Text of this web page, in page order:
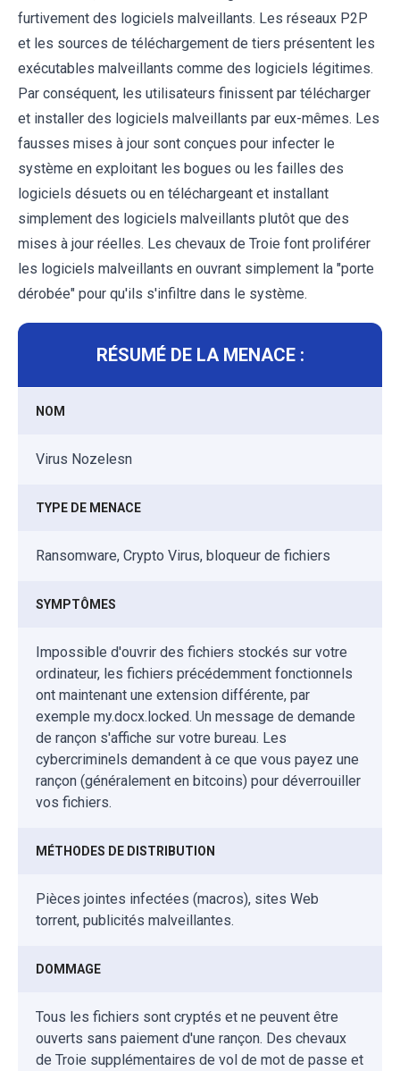
furtivement des logiciels malveillants. Les réseaux P2P
et les sources de téléchargement de tiers présentent les
exécutables malveillants comme des logiciels légitimes.
Par conséquent, les utilisateurs finissent par télécharger
et installer des logiciels malveillants par eux-mêmes. Les
fausses mises à jour sont conçues pour infecter le
système en exploitant les bogues ou les failles des
logiciels désuets ou en téléchargeant et installant
simplement des logiciels malveillants plutôt que des
mises à jour réelles. Les chevaux de Troie font proliférer
les logiciels malveillants en ouvrant simplement la "porte
dérobée" pour qu'ils s'infiltre dans le système.
RÉSUMÉ DE LA MENACE :
NOM
Virus Nozelesn
TYPE DE MENACE
Ransomware, Crypto Virus, bloqueur de fichiers
SYMPTÔMES
Impossible d'ouvrir des fichiers stockés sur votre
ordinateur, les fichiers précédemment fonctionnels
ont maintenant une extension différente, par
exemple my.docx.locked. Un message de demande
de rançon s'affiche sur votre bureau. Les
cybercriminels demandent à ce que vous payez une
rançon (généralement en bitcoins) pour déverrouiller
vos fichiers.
MÉTHODES DE DISTRIBUTION
Pièces jointes infectées (macros), sites Web
torrent, publicités malveillantes.
DOMMAGE
Tous les fichiers sont cryptés et ne peuvent être
ouverts sans paiement d'une rançon. Des chevaux
de Troie supplémentaires de vol de mot de passe et